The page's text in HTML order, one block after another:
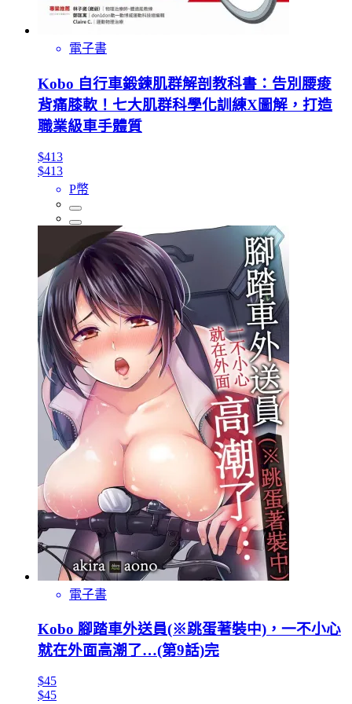
電子書
Kobo 自行車鍛鍊肌群解剖教科書：告別腰痠
背痛膝軟！七大肌群科學化訓練X圖解，打造
職業級車手體質
$413
$413
P幣
電子書
Kobo 腳踏車外送員(※跳蛋著裝中)，一不小心
就在外面高潮了…(第9話)完
$45
$45